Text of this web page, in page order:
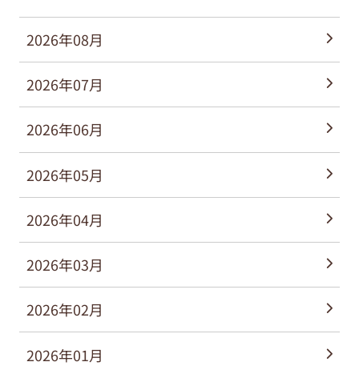
2026年08月
2026年07月
2026年06月
2026年05月
2026年04月
2026年03月
2026年02月
2026年01月